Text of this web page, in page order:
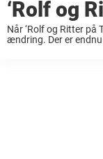
‘Rolf og
Når ‘Rolf og Ritter på
ændring. Der er